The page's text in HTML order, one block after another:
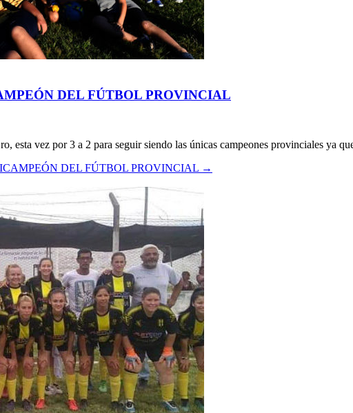
DEL FÚTBOL PROVINCIAL
esta vez por 3 a 2 para seguir siendo las únicas campeones provinciales ya
DEL FÚTBOL PROVINCIAL →